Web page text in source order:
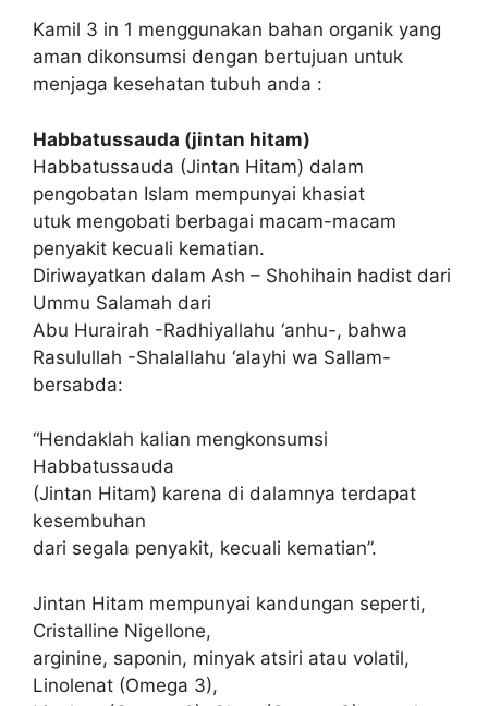
Kamil 3 in 1 menggunakan bahan organik yang
aman dikonsumsi dengan bertujuan untuk
menjaga kesehatan tubuh anda :
Habbatussauda (jintan hitam)
Habbatussauda (Jintan Hitam) dalam
pengobatan Islam mempunyai khasiat
utuk mengobati berbagai macam-macam
penyakit kecuali kematian.
Diriwayatkan dalam Ash – Shohihain hadist dari
Ummu Salamah dari
Abu Hurairah -Radhiyallahu ‘anhu-, bahwa
Rasulullah -Shalallahu ‘alayhi wa Sallam-
bersabda:
“Hendaklah kalian mengkonsumsi
Habbatussauda
(Jintan Hitam) karena di dalamnya terdapat
kesembuhan
dari segala penyakit, kecuali kematian”.
Jintan Hitam mempunyai kandungan seperti,
Cristalline Nigellone,
arginine, saponin, minyak atsiri atau volatil,
Linolenat (Omega 3),